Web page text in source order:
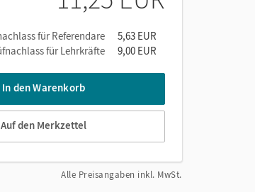
für Referendare
5,63 EUR
für Lehrkräfte
9,00 EUR
In den Warenkorb
Auf den Merkzettel
Alle Preisangaben inkl. MwSt.